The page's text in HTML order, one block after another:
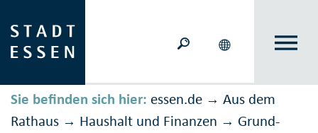
Sie befinden sich hier: essen.de → Aus dem
Rathaus → Haushalt und Finanzen → Grund­